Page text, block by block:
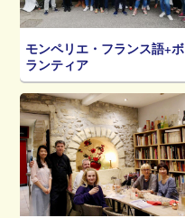
モンペリエ・フランス語+ボ
ランティア